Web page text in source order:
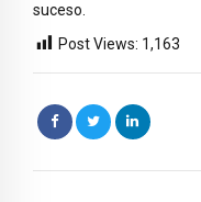
suceso.
Post Views: 1,163